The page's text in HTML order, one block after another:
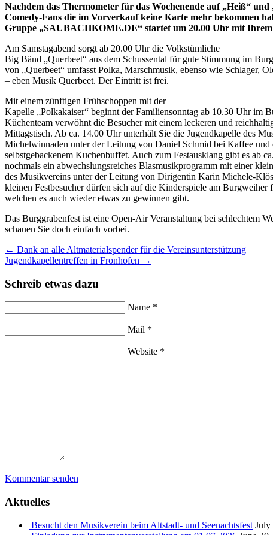
Nachdem das Thermometer für das Wochenende auf „Heiß“
Comedy-Fans die im Vorverkauf keine Karte mehr bekommen
Gruppe „SAUBACHKOME.DE“ startet um 20.00 Uhr mit
Am Samstagabend sorgt ab 20.00 Uhr die Volkstümliche
Big Bänd „Querbeet“ aus dem Schussental für gute Stimmung im
von „Querbeet“ umfasst Polka, Marschmusik, ebenso wie Schlager,
– eben Musik Querbeet. Der Eintritt ist frei.
Mit einem zünftigen Frühschoppen mit der
Kapelle „Polkakaiser“ beginnt der Familiensonntag ab 10.30 Uhr im
Küchenteam verwöhnt die Besucher mit einem leckeren und
Mittagstisch. Ab ca. 14.00 Uhr unterhält Sie die Jugendkapelle des
Michelwinnaden unter der Leitung von Daniel Schmid bei Kaffee und
selbstgebackenem Kuchenbuffet. Auch zum Festausklang gibt es ab
nochmals ein abwechslungsreiches Blasmusikprogramm mit einer
des Musikvereins unter der Leitung von Dirigentin Karin Michele-
kleinen Festbesucher dürfen sich auf die Kinderspiele am Burgweiher
welchen es auch wieder etwas zu gewinnen gibt.
Das Burggrabenfest ist eine Open-Air Veranstaltung bei schlechtem
schauen Sie doch einfach vorbei.
← Dank an alle Altmaterialspender für die Vereinsunterstützung
Jugendkapellentreffen in Fronhofen →
Schreib etwas dazu
Name *
Mail *
Website *
Kommentar senden
Aktuelles
Besucht den Musikverein beim Altstadt- und Seenachtsfest July